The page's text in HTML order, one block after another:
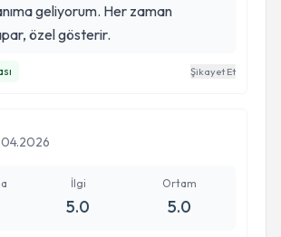
geliyorum. Her zaman
özel gösterir.
Şikayet Et
İlgi
5.0
Ortam
5.0